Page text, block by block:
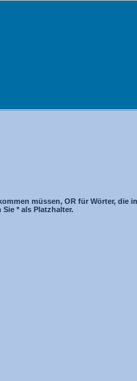
müssen, OR für Wörter, die
* als Platzhalter.